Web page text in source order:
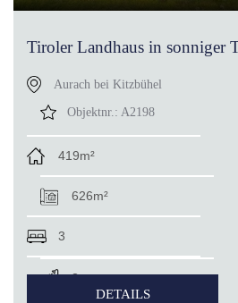
Tiroler Landhaus in sonniger
Aurach bei Kitzbühel
Objektnr.: A2198
419m²
626m²
3
3
DETAILS